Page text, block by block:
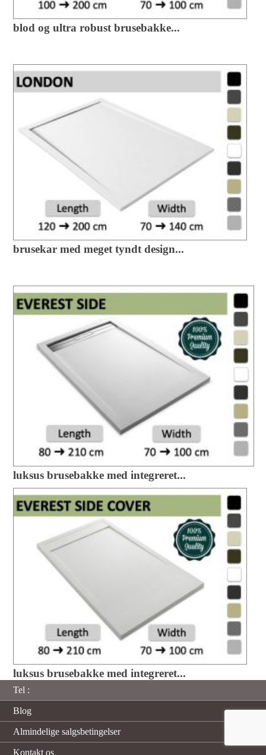
blod og ultra robust brusebakke...
brusekar med meget tyndt design...
luksus brusebakke med integreret...
luksus brusebakke med integreret...
Tel :
Blog
Almindelige salgsbetingelser
Kontakt os